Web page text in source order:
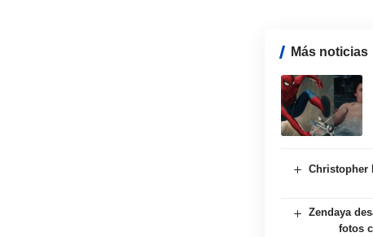
Más noticias
Christopher
Zendaya
fotos